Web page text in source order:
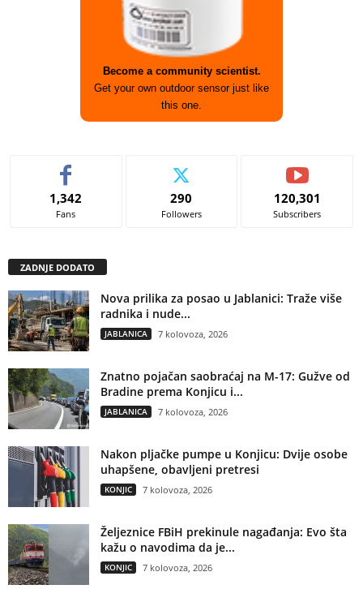
Become a community scientist.
Get your own outdoor sensor just like
this one.
1,342
Fans
290
Followers
120,301
Subscribers
ZADNJE DODATO
Nova prilika za posao u Jablanici: Traže više
radnika i nude...
JABLANICA 7 kolovoza, 2026
Znatno pojačan saobraćaj na M-17: Gužve od
Bradine prema Konjicu i...
JABLANICA 7 kolovoza, 2026
Nakon pljačke pumpe u Konjicu: Dvije osobe
uhapšene, obavljeni pretresi
KONJIC 7 kolovoza, 2026
Željeznice FBiH prekinule nagađanja: Evo šta
kažu o navodima da je...
KONJIC 7 kolovoza, 2026